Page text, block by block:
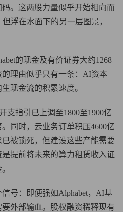
。这两股力量似乎开始相向而
浮在水面下的另一层图景，
的现金及有价证券大约1268
理由似乎只有一条：AI资本
现金流的积累速度。
支指引已上调至1800至1900亿
同时，云业务订单积压4600亿
被锁死，但建设这些产能需要
提前将未来的算力租赁收入证
号：即便强如Alphabet，AI基
外部输血。股权融资稀释现有